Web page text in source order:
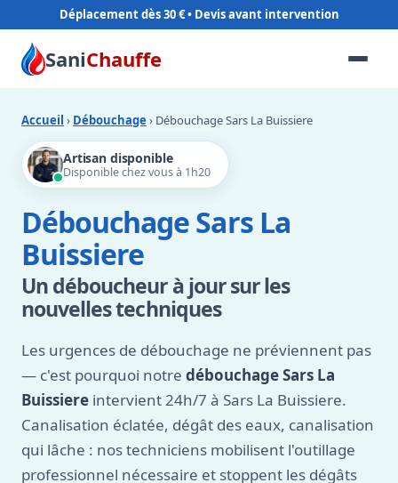
Déplacement dès 30 €
SaniChauffe
Accueil › Débouchage › Débouchage Sars La Buissiere
Artisan disponible
Disponible chez vous à 1h20
Débouchage Sars La
Buissiere
Un déboucheur à jour sur les
nouvelles techniques
Les urgences de débouchage ne préviennent pas
— c'est pourquoi notre débouchage Sars La
Buissiere intervient 24h/7 à Sars La Buissiere.
Canalisation éclatée, dégât des eaux, canalisation
qui lâche : nos techniciens mobilisent l'outillage
professionnel nécessaire et stoppent les dégâts